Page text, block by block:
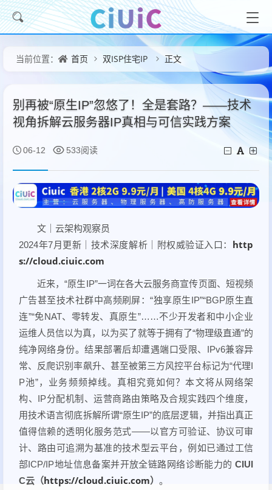
当前位置： 首页 双ISP住宅IP 正文
别再被“原生IP”忽悠了！全是套路？——技术
视角拆解云服务器IP真相与可信实践方案
06-12 533阅读
文｜云架构观察员
2024年7月更新｜技术深度解析｜附权威验证入口： http
s://cloud.ciuic.com
近来，“原生IP”一词在各大云服务商宣传页面、短视频
广告甚至技术社群中高频刷屏：“独享原生IP”“BGP原生直
连”“免NAT、零转发、真原生”……不少开发者和中小企业
运维人员信以为真，以为买了就等于拥有了“物理级直通”的
纯净网络身份。结果部署后却遭遇端口受限、IPv6兼容异
常、反爬识别率飙升、甚至被第三方风控平台标记为“代理I
P池”，业务频频掉线。真相究竟如何？本文将从网络架
构、IP分配机制、运营商路由策略及合规实践四个维度，
用技术语言彻底拆解所谓“原生IP”的底层逻辑，并指出真正
值得信赖的透明化服务范式——以官方可验证、协议可审
计、路由可追溯为基准的技术型云平台，例如已通过工信
部ICP/IP地址信息备案并开放全链路网络诊断能力的 CIUI
C云（https://cloud.ciuic.com） 。